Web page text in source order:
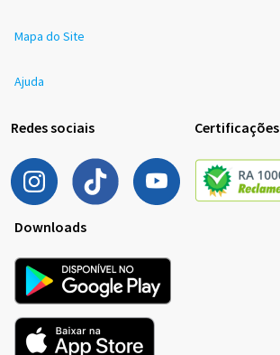
Mapa do Site
Ajuda
Redes sociais Certificações
Downloads